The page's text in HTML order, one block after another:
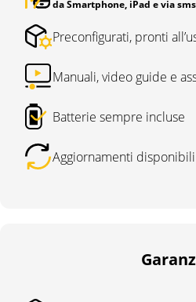
da Smartphone, iPad e via sms
Preconfigurati, pronti
Manuali, video guide e
Batterie sempre incluse
Aggiornamenti